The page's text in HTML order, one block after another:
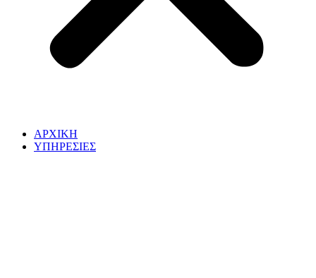
ΑΡΧΙΚΗ
ΥΠΗΡΕΣΙΕΣ